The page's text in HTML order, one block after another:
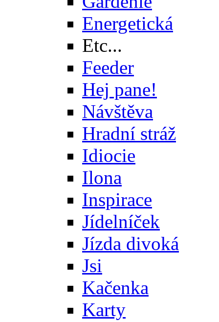
Energetická
Etc...
Feeder
Hej pane!
Návštěva
Hradní stráž
Idiocie
Ilona
Inspirace
Jídelníček
Jízda divoká
Jsi
Kačenka
Karty